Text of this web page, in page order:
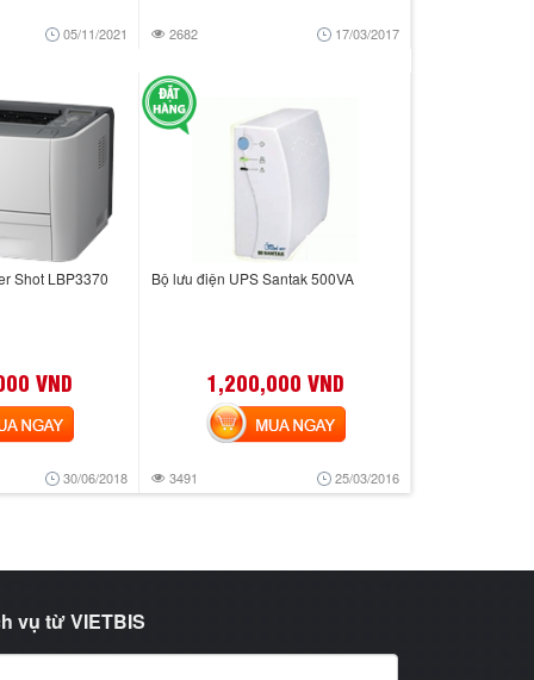
05/11/2021 2682 17/03/2017
Shot LBP3370
VND
30/06/2018
Bộ lưu điện UPS Santak 500VA
1,200,000 VND
3491 25/03/2016
MUA NGAY
vụ từ VIETBIS